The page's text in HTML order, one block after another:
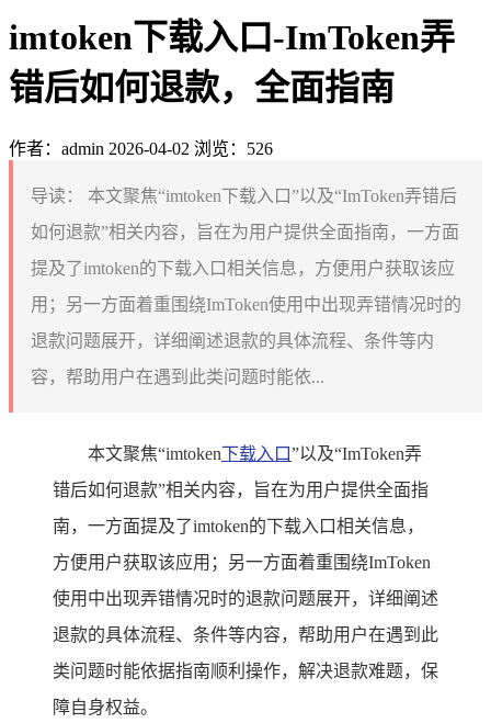
imtoken下载入口-ImToken弄
错后如何退款，全面指南
作者：admin 2026-04-02 浏览：526
导读：
本文聚焦“imtoken下载入口”以及“ImToken弄错后
如何退款”相关内容，旨在为用户提供全面指南，一方面
提及了imtoken的下载入口相关信息，方便用户获取该应
用；另一方面着重围绕ImToken使用中出现弄错情况时的
退款问题展开，详细阐述退款的具体流程、条件等内
容，帮助用户在遇到此类问题时能依...
本文聚焦“imtoken下载入口”以及“ImToken弄
错后如何退款”相关内容，旨在为用户提供全面指
南，一方面提及了imtoken的下载入口相关信息，
方便用户获取该应用；另一方面着重围绕ImToken
使用中出现弄错情况时的退款问题展开，详细阐述
退款的具体流程、条件等内容，帮助用户在遇到此
类问题时能依据指南顺利操作，解决退款难题，保
障自身权益。